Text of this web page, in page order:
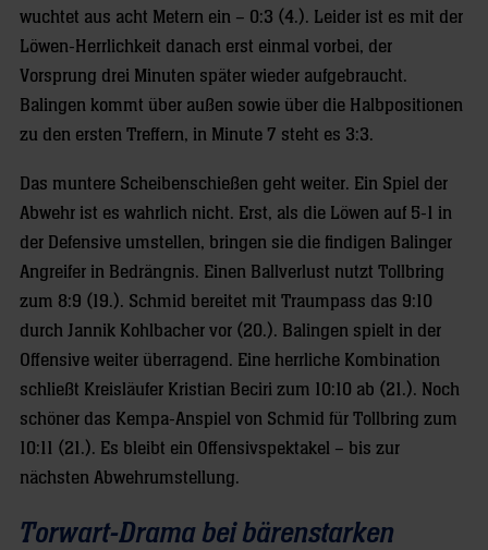
wuchtet aus acht Metern ein – 0:3 (4.). Leider ist es mit der
Löwen-Herrlichkeit danach erst einmal vorbei, der
Vorsprung drei Minuten später wieder aufgebraucht.
Balingen kommt über außen sowie über die Halbpositionen
zu den ersten Treffern, in Minute 7 steht es 3:3.
Das muntere Scheibenschießen geht weiter. Ein Spiel der
Abwehr ist es wahrlich nicht. Erst, als die Löwen auf 5-1 in
der Defensive umstellen, bringen sie die findigen Balinger
Angreifer in Bedrängnis. Einen Ballverlust nutzt Tollbring
zum 8:9 (19.). Schmid bereitet mit Traumpass das 9:10
durch Jannik Kohlbacher vor (20.). Balingen spielt in der
Offensive weiter überragend. Eine herrliche Kombination
schließt Kreisläufer Kristian Beciri zum 10:10 ab (21.). Noch
schöner das Kempa-Anspiel von Schmid für Tollbring zum
10:11 (21.). Es bleibt ein Offensivspektakel – bis zur
nächsten Abwehrumstellung.
Torwart-Drama bei bärenstarken